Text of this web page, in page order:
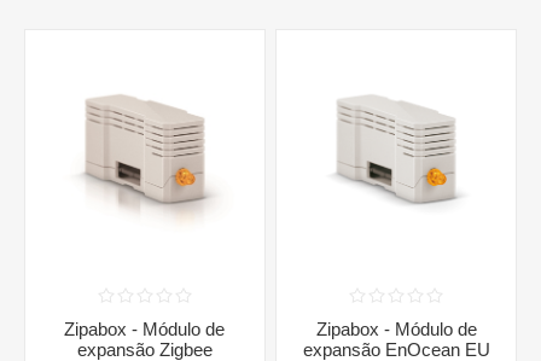
Zipabox - Módulo de
expansão Zigbee
Zipabox - Módulo de
expansão EnOcean EU